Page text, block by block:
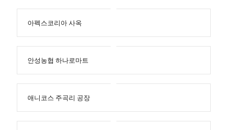
아펙스코리아 사옥
안성농협 하나로마트
애니코스 주곡리 공장